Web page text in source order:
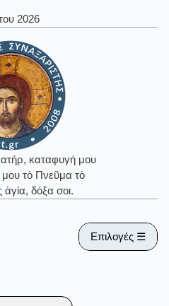
2026
καταφυγή μου
μου τὸ Πνεῦμα τὸ
ἁγία, δόξα σοι.
Επιλογές ☰